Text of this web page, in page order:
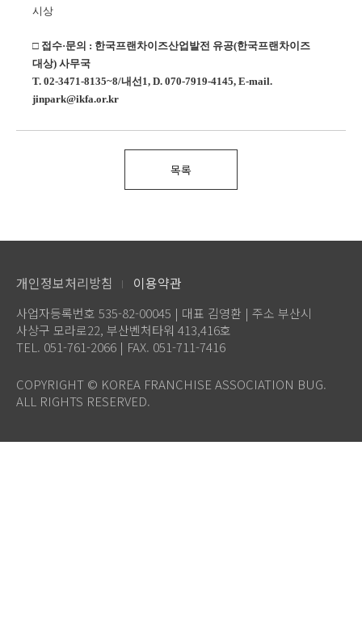
시상
□ 접수·문의 : 한국프랜차이즈산업발전 유공(한국프랜차이즈
대상) 사무국
T. 02-3471-8135~8/내선1, D. 070-7919-4145, E-mail.
jinpark@ikfa.or.kr
목록
개인정보처리방침 이용약관
사업자등록번호 535-82-00045 | 대표 김영환 | 주소 부산시
사상구 모라로22, 부산벤처타워 413,416호
TEL. 051-761-2066 | FAX. 051-711-7416
COPYRIGHT © KOREA FRANCHISE ASSOCIATION BUG.
ALL RIGHTS RESERVED.